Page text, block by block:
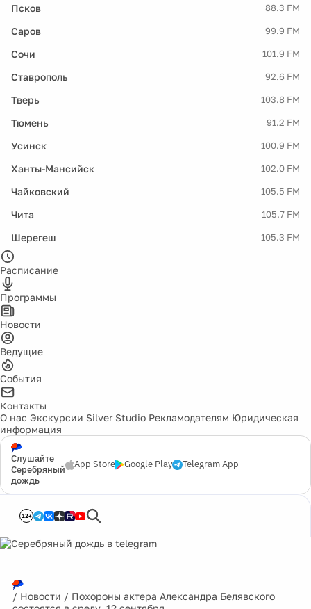
Псков 88.3 FM
Саров 99.9 FM
Сочи 101.9 FM
Ставрополь 92.6 FM
Тверь 103.8 FM
Тюмень 91.2 FM
Усинск 100.9 FM
Ханты-Мансийск 102.0 FM
Чайковский 105.5 FM
Чита 105.7 FM
Шерегеш 105.3 FM
Расписание
Программы
Новости
Ведущие
События
Контакты
О нас Экскурсии Silver Studio Рекламодателям Юридическая
информация
Слушайте
Серебряный
дождь
App Store Google Play Telegram App
12+
/ Новости / Похороны актера Александра Белявского